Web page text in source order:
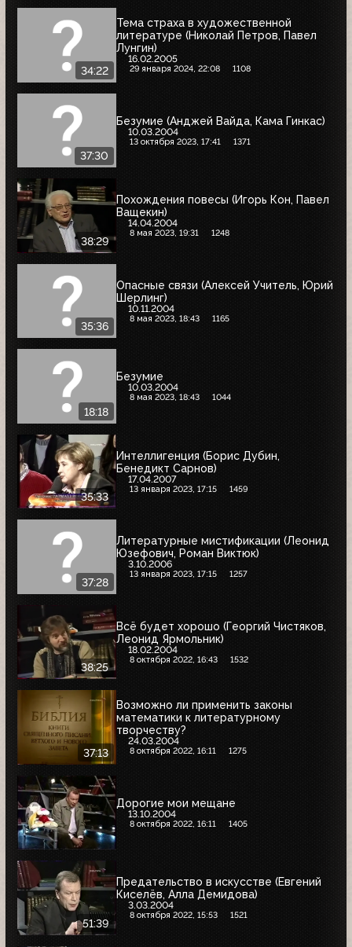
34:22
Тема страха в художественной
литературе (Николай Петров, Павел
Лунгин)
16.02.2005
29 января 2024, 22:08 1108
37:30
Безумие (Анджей Вайда, Кама Гинкас)
10.03.2004
13 октября 2023, 17:41 1371
38:29
Похождения повесы (Игорь Кон, Павел
Ващекин)
14.04.2004
8 мая 2023, 19:31 1248
35:36
Опасные связи (Алексей Учитель, Юрий
Шерлинг)
10.11.2004
8 мая 2023, 18:43 1165
18:18
Безумие
10.03.2004
8 мая 2023, 18:43 1044
35:33
Интеллигенция (Борис Дубин,
Бенедикт Сарнов)
17.04.2007
13 января 2023, 17:15 1459
37:28
Литературные мистификации (Леонид
Юзефович, Роман Виктюк)
3.10.2006
13 января 2023, 17:15 1257
38:25
Всё будет хорошо (Георгий Чистяков,
Леонид Ярмольник)
18.02.2004
8 октября 2022, 16:43 1532
37:13
Возможно ли применить законы
математики к литературному
творчеству?
24.03.2004
8 октября 2022, 16:11 1275
Дорогие мои мещане
13.10.2004
8 октября 2022, 16:11 1405
51:39
Предательство в искусстве (Евгений
Киселёв, Алла Демидова)
3.03.2004
8 октября 2022, 15:53 1521